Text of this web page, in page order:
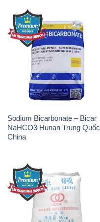
Sodium Bicarbonate – Bicar
NaHCO3 Hunan Trung Quốc
China